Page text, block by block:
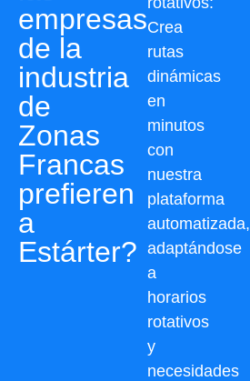
empresas
de la
industria
de
Zonas
Francas
prefieren
a
Estárter?
Crea
rutas
dinámicas
en
minutos
con
nuestra
plataforma
automatizada,
adaptándose
a
horarios
rotativos
y
necesidades